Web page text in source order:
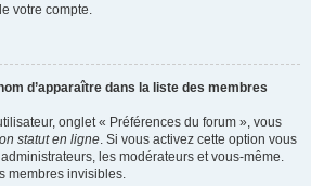
votre compte.
d’apparaître dans la liste des membres
onglet « Préférences du forum », vous
statut en ligne. Si vous activez cette option vous
les modérateurs et vous-même.
membres invisibles.